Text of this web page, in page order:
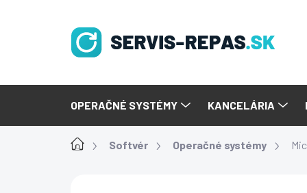
OPERAČNÉ SYSTÉMY KANCELÁRIA
DomovSoftvér Operačné systémy